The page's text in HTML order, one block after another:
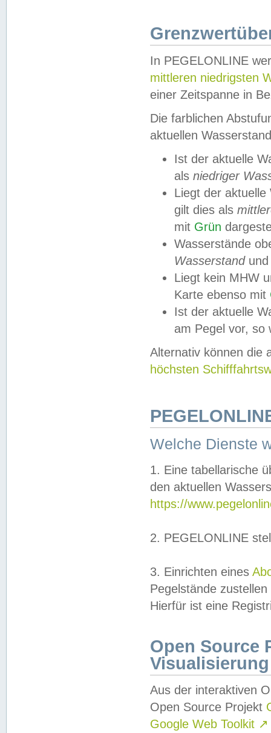
In PEGELONLINE
mittleren niedrigsten
einer Zeitspanne in
Die farblichen
aktuellen
Ist der aktuelle
als niedriger
Liegt der
gilt dies als
mit Grün
Wasserstände
Wasserstandund
Liegt kein MHW
Karte ebenso mit
Ist der aktuelle
am Pegel vor,
Alternativ können die
höchsten
Welche Dienste
1. Eine tabellarische
den aktuellen
https://
2. PEGELONLINE
3. Einrichten eines
Pegelstände
Hierfür ist eine
Open Source
Visualisierung
Aus der interaktiven
Open Source Projekt
Google Web Toolkit ↗